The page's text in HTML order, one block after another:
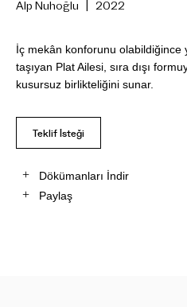
Alp Nuhoğlu | 2022
İç mekân konforunu olabildiğince
taşıyan Plat Ailesi, sıra dışı
kusursuz birlikteliğini sunar.
Teklif İsteği
Dökümanları İndir
Paylaş